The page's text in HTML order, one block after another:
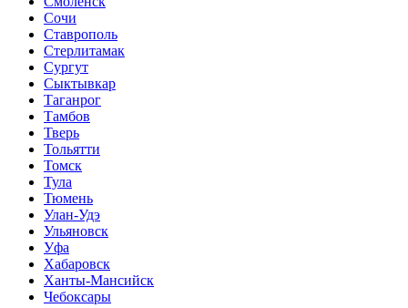
Сочи
Ставрополь
Стерлитамак
Сургут
Сыктывкар
Таганрог
Тамбов
Тверь
Тольятти
Томск
Тула
Тюмень
Улан-Удэ
Ульяновск
Уфа
Хабаровск
Ханты-Мансийск
Чебоксары